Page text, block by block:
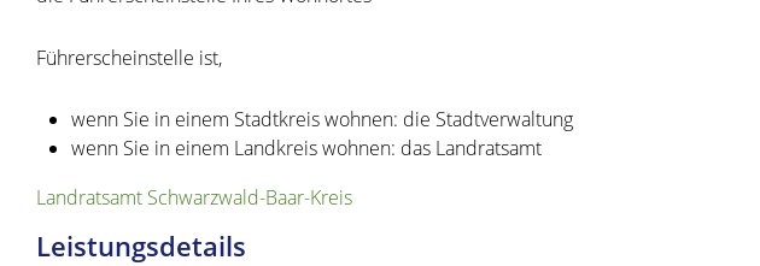
Führerscheinstelle ist,
wenn Sie in einem Stadtkreis wohnen: die Stadtverwaltung
wenn Sie in einem Landkreis wohnen: das Landratsamt
Landratsamt Schwarzwald-Baar-Kreis
Leistungsdetails